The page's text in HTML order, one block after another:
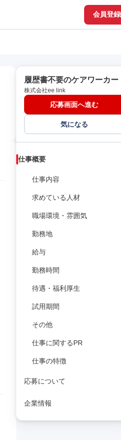
会員登録
履歴書不要のケアワーカー
株式会社ee link
応募画面へ進む
気になる
仕事概要
仕事内容
求めている人材
職場環境・雰囲気
勤務地
給与
勤務時間
待遇・福利厚生
試用期間
その他
仕事に関するPR
仕事の特徴
応募について
企業情報